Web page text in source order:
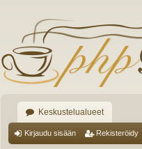
Keskustelualueet
Kirjaudu sisään Rekisteröidy